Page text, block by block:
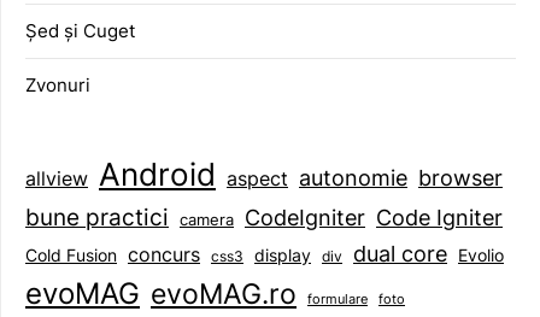
Șed și Cuget
Zvonuri
allview Android aspect autonomie browser
bune practici camera CodeIgniter Code Igniter
Cold Fusion concurs css3 display div dual core Evolio
evoMAG evoMAG.ro formulare foto